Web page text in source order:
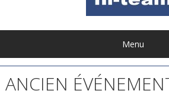
Menu
ANCIEN